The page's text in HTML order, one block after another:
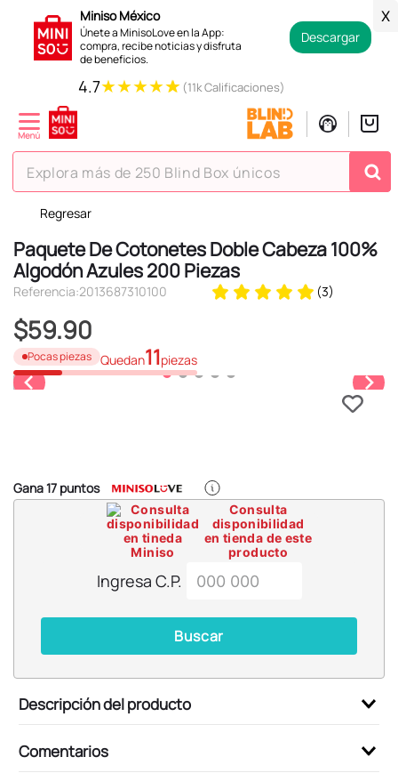
Miniso México
Únete a MinisoLove en la App:
compra, recibe noticias y disfruta
de beneficios.
Descargar
X
4.7★★★★★ (11k Calificaciones)
Explora más de 250 Blind Box únicos
Regresar
Paquete De Cotonetes Doble Cabeza 100%
Algodón Azules 200 Piezas
Referencia:2013687310100 (3)
$59.90
Pocas piezas Quedan11piezas
Gana17 puntos
Consulta
disponibilidad
en tienda de este
producto
Ingresa C.P.
Buscar
Descripción del producto
Comentarios
TÉRMINOS MÁS BUSCADOS
1.
hello kitty
2.
spiderman
4.
osito cariñosito
5.
llaveros
9.
chiikawas
cosmetiquera